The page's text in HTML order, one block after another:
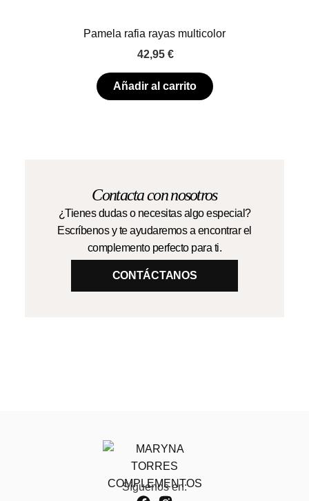
Pamela rafia rayas multicolor
42,95 €
Añadir al carrito
Contacta con nosotros
¿Tienes dudas o necesitas algo especial?
Escríbenos y te ayudaremos a encontrar el
complemento perfecto para ti.
CONTÁCTANOS
Síguenos en: